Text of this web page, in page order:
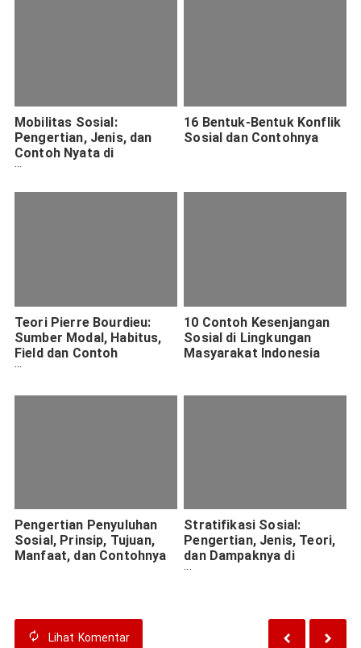
Mobilitas Sosial:
Pengertian, Jenis, dan
Contoh Nyata di
Kehidupan Sehari-hari
16 Bentuk-Bentuk Konflik
Sosial dan Contohnya
Teori Pierre Bourdieu:
Sumber Modal, Habitus,
Field dan Contoh
Fenomena Sosial dalam
10 Contoh Kesenjangan
Sosial di Lingkungan
Masyarakat Indonesia
Pengertian Penyuluhan
Sosial, Prinsip, Tujuan,
Manfaat, dan Contohnya
Stratifikasi Sosial:
Pengertian, Jenis, Teori,
dan Dampaknya di
Masyarakat Indonesia
Lihat Komentar